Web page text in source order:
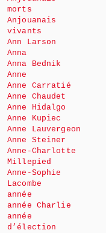
morts
Anjouanais
vivants
Ann Larson
Anna
Anna Bednik
Anne
Anne Carratié
Anne Chaudet
Anne Hidalgo
Anne Kupiec
Anne Lauvergeon
Anne Steiner
Anne-Charlotte
Millepied
Anne-Sophie
Lacombe
année
année Charlie
année
d’élection